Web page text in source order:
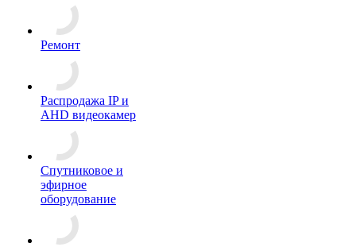
Ремонт
Распродажа IP и
AHD видеокамер
Спутниковое и
эфирное
оборудование